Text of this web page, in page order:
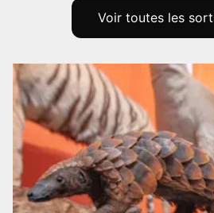
Voir toutes les